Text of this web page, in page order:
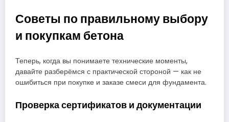
Советы по правильному выбору
и покупкам бетона
Теперь, когда вы понимаете технические моменты,
давайте разберёмся с практической стороной — как не
ошибиться при покупке и заказе смеси для фундамента.
Проверка сертификатов и документации